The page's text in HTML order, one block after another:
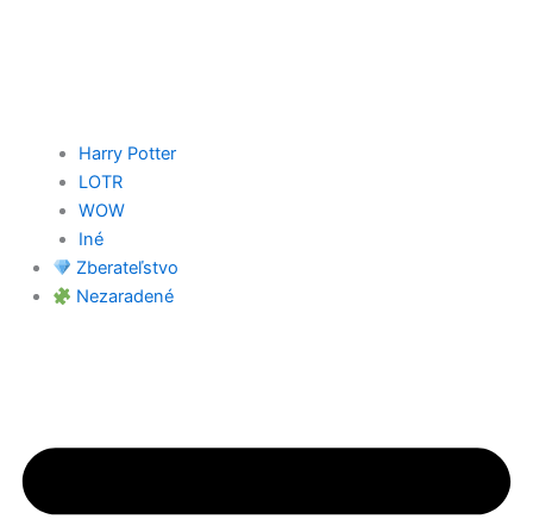
Harry Potter
LOTR
WOW
Iné
Zberateľstvo
Nezaradené